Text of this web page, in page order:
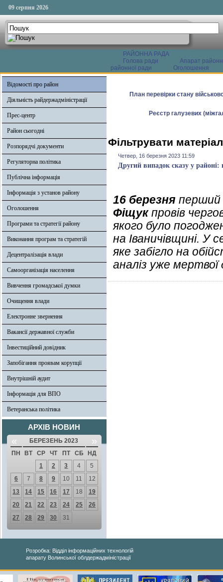
09 серпня 2026
РАЙОННА РАДА
Голова ради
Апарат
районної ради
Оголошення
Відомості про район
Діяльність райдержадміністрації
Прес-центр
Район сьогодні
Розпорядчі документи
Регуляторна політика
Публічна інформація
Інформація з установ району
Оголошення
Програми та стратегії району
Виконання програм та стратегій
Децентралізація влади
Самоорганізація населення
Вивчення громадської думки
Очищення влади
Електронне звернення
Вакансії державної служби
Інвестиційний довідник
Запобігання проявам корупції
Внутрішній аудит
Інформація для ВПО
Ветеранська політика
АРХІВ НОВИН
« БЕРЕЗЕНЬ 2023 »
ПН ВТ СР ЧТ ПТ СБ
НД
1
2 3 4
5
6
7 8 9 10 11
12
13
14 15 16 17 18
19
20
21 22 23 24 25
26
27
28 29 30 31
План перевірки стану
Реєстр галузевих
Фільтрувати
Четвер, 16 березня 2023 11:59
Другий випадок сказу у
16 березня перший
Фіщукпровів
якого було
на Іваничівщині. У
яке забігло на
аналіз уже мертвої
Розробка: Відділ інформаційних технологій
апарату Волинської облдержадміністрації